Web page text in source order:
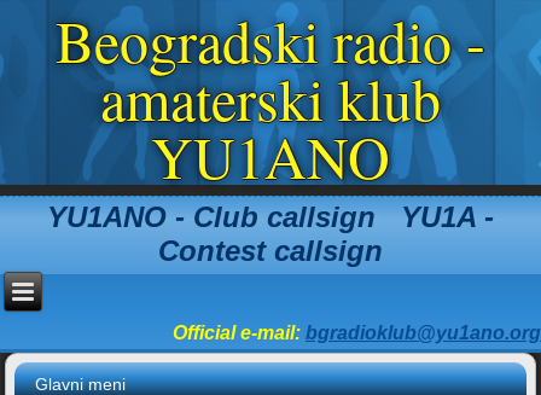
Beogradski radio -
amaterski klub
YU1ANO
YU1ANO - Club callsign YU1A -
Contest callsign
Official e-mail: bgradioklub@yu1ano.org
Glavni meni